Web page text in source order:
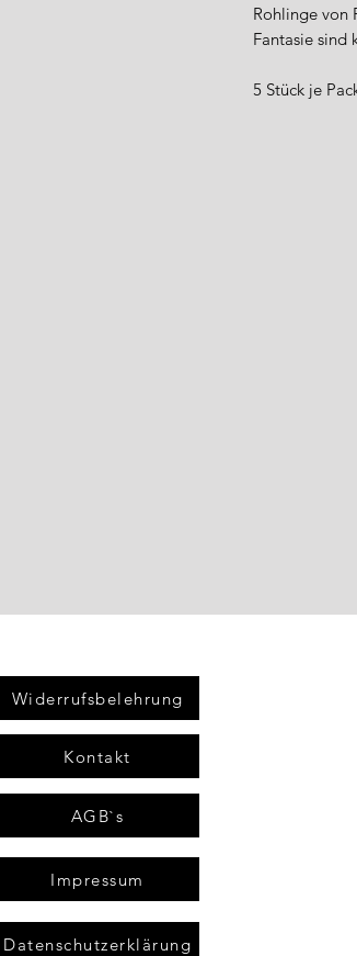
Rohlinge von
Fantasie sind
5 Stück je
Widerrufsbelehrung
Kontakt
AGB`s
Impressum
Datenschutzerklärung